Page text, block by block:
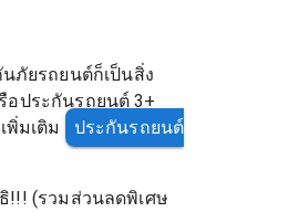
ภัยรถยนต์ก็เป็นสิ่ง
ประกันรถยนต์ 3+
พิ่มเติม
ประกันรถยนต์
!!! (รวมส่วนลดพิเศษ